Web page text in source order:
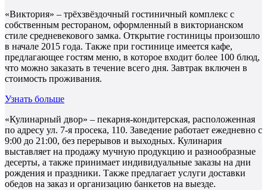
«Виктория» – трёхзвёздочный гостиничный комплекс с
собственным рестораном, оформленный в викторианском
стиле средневекового замка. Открытие гостиницы произошло
в начале 2015 года. Также при гостинице имеется кафе,
предлагающее гостям меню, в которое входит более 100 блюд,
что можно заказать в течение всего дня. Завтрак включен в
стоимость проживания.
Узнать больше
«Кулинарный двор» – пекарня-кондитерская, расположенная
по адресу ул. 7-я просека, 110. Заведение работает ежедневно с
9:00 до 21:00, без перерывов и выходных. Кулинария
выставляет на продажу мучную продукцию и разнообразные
десерты, а также принимает индивидуальные заказы на дни
рождения и праздники. Также предлагает услуги доставки
обедов на заказ и организацию банкетов на выезде.